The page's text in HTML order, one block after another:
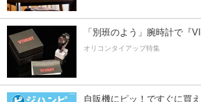
「別班のよう」腕時計で『
オリコンタイアップ特集
自販機にピッ！ですぐに買